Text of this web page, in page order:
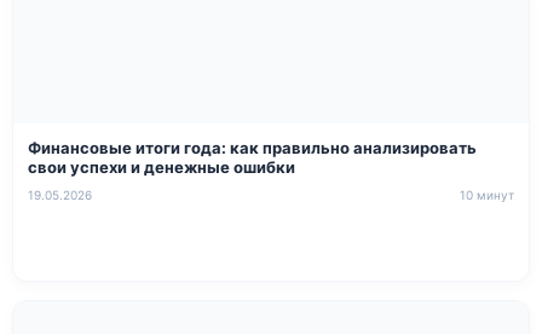
Финансовые итоги года: как правильно анализировать
свои успехи и денежные ошибки
19.05.2026 10 минут